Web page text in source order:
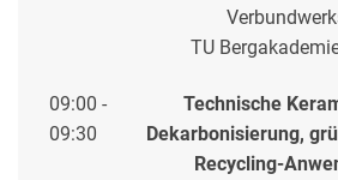
TU
09:00 -
09:30
Technische
Dekarbonisierung,
Recycling-